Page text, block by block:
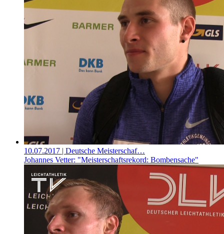
10.07.2017 | Deutsche Meisterschaf…
Johannes Vetter: "Meisterschaftsrekord: Bombensache"